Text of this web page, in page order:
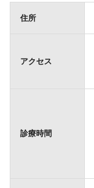
住所
アクセス
診療時間